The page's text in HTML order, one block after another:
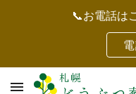
Skip to main content
📞お電話は